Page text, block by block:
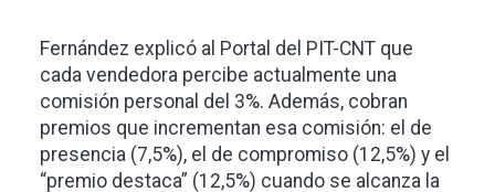
Fernández explicó al Portal del PIT-CNT que
cada vendedora percibe actualmente una
comisión personal del 3%. Además, cobran
premios que incrementan esa comisión: el de
presencia (7,5%), el de compromiso (12,5%) y el
“premio destaca” (12,5%) cuando se alcanza la